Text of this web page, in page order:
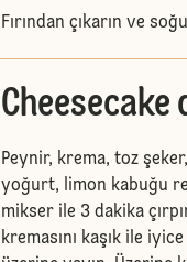
Fırından çıkarın ve
Cheesecake
Peynir, krema, toz
yoğurt, limon kabuğu
mikser ile 3 dakika
kremasını kaşık ile